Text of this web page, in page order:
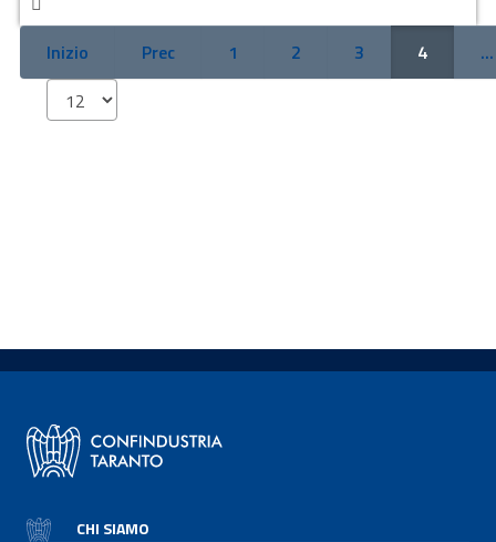
Inizio Prec 1 2 3 4 ...
CHI SIAMO